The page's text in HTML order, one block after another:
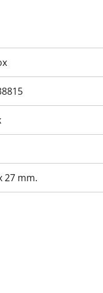
27 mm.